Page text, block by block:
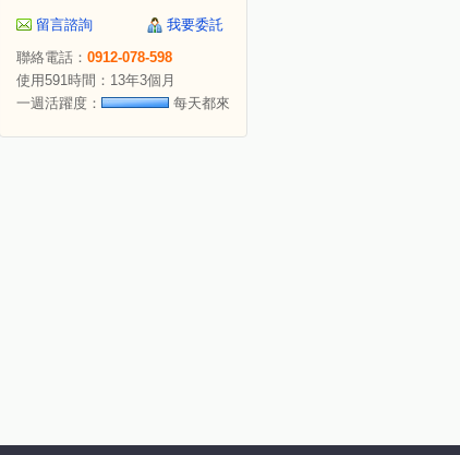
留言諮詢
我要委託
聯絡電話： 0912-078-598
使用591時間：13年3個月
一週活躍度：
每天都來